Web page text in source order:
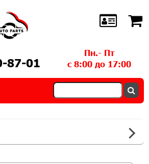
87-01
Пн.- Пт
с 8:00 до 17:00